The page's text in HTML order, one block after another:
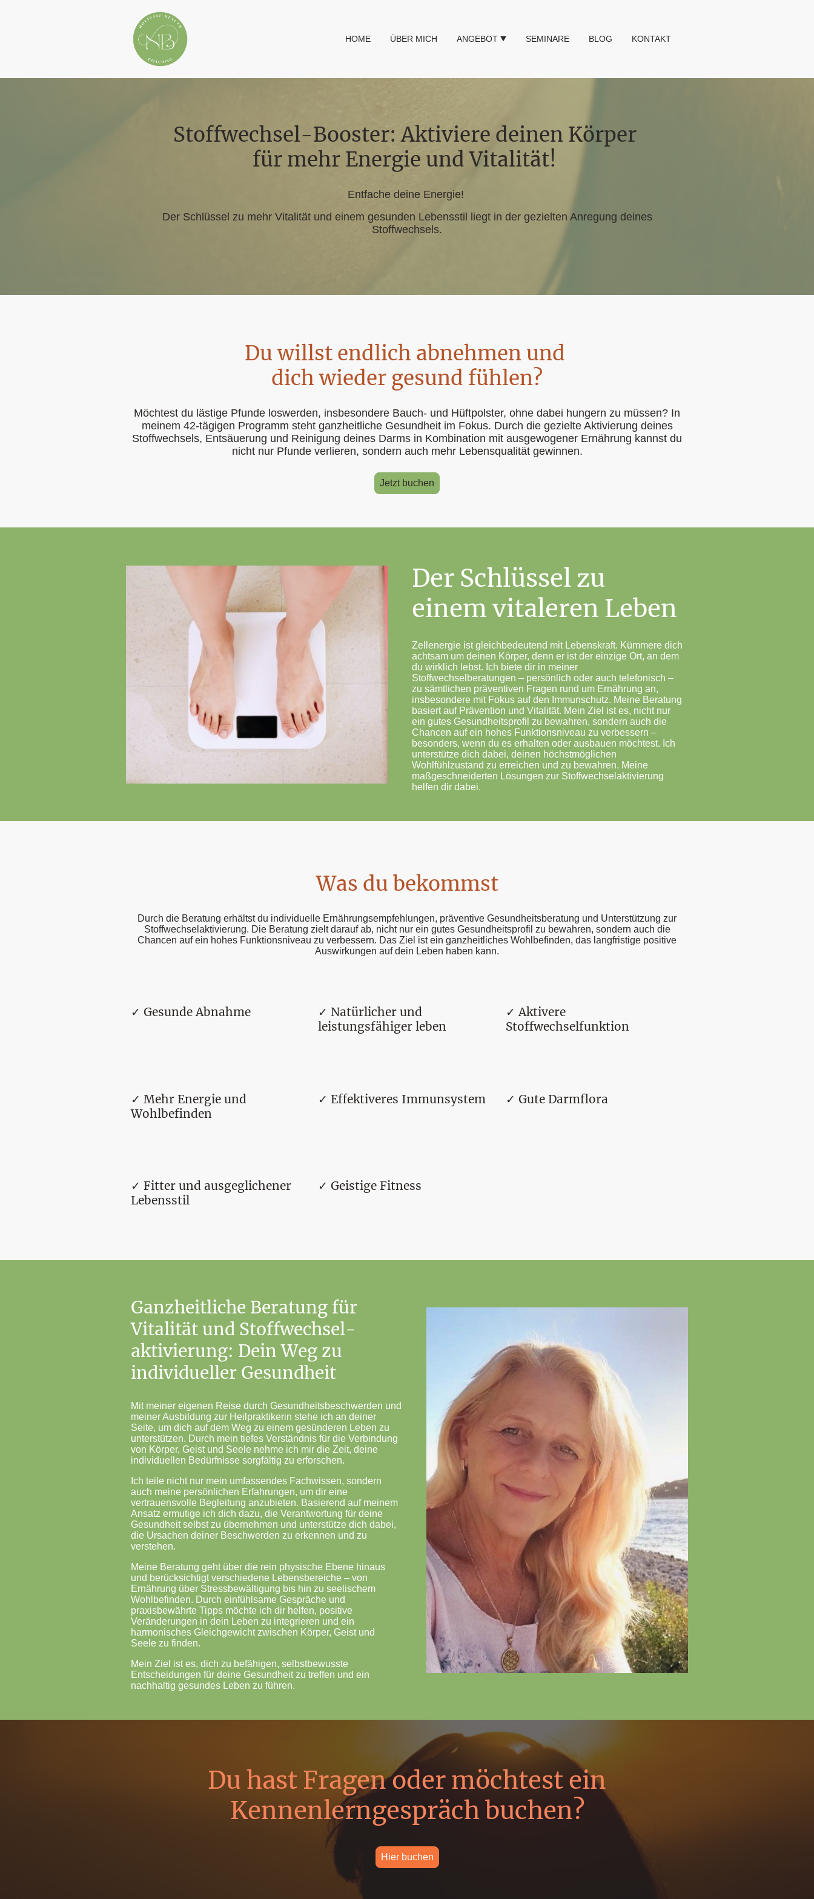
HOME ÜBER MICH ANGEBOT SEMINARE BLOG KONTAKT
Stoffwechsel-Booster: Aktiviere deinen Körper
für mehr Energie und Vitalität!
Entfache deine Energie!
Der Schlüssel zu mehr Vitalität und einem gesunden Lebensstil liegt in der gezielten Anregung deines
Stoffwechsels.
Du willst endlich abnehmen und
dich wieder gesund fühlen?
Möchtest du lästige Pfunde loswerden, insbesondere Bauch- und Hüftpolster, ohne dabei hungern zu müssen? In
meinem 42-tägigen Programm steht ganzheitliche Gesundheit im Fokus. Durch die gezielte Aktivierung deines
Stoffwechsels, Entsäuerung und Reinigung deines Darms in Kombination mit ausgewogener Ernährung kannst du
nicht nur Pfunde verlieren, sondern auch mehr Lebensqualität gewinnen.
Jetzt buchen
Der Schlüssel zu
einem vitaleren Leben
Zellenergie ist gleichbedeutend mit Lebenskraft. Kümmere dich
achtsam um deinen Körper, denn er ist der einzige Ort, an dem
du wirklich lebst. Ich biete dir in meiner
Stoffwechselberatungen – persönlich oder auch telefonisch –
zu sämtlichen präventiven Fragen rund um Ernährung an,
insbesondere mit Fokus auf den Immunschutz. Meine Beratung
basiert auf Prävention und Vitalität. Mein Ziel ist es, nicht nur
ein gutes Gesundheitsprofil zu bewahren, sondern auch die
Chancen auf ein hohes Funktionsniveau zu verbessern –
besonders, wenn du es erhalten oder ausbauen möchtest. Ich
unterstütze dich dabei, deinen höchstmöglichen
Wohlfühlzustand zu erreichen und zu bewahren. Meine
maßgeschneiderten Lösungen zur Stoffwechselaktivierung
helfen dir dabei.
Was du bekommst
Durch die Beratung erhältst du individuelle Ernährungsempfehlungen, präventive Gesundheitsberatung und Unterstützung zur
Stoffwechselaktivierung. Die Beratung zielt darauf ab, nicht nur ein gutes Gesundheitsprofil zu bewahren, sondern auch die
Chancen auf ein hohes Funktionsniveau zu verbessern. Das Ziel ist ein ganzheitliches Wohlbefinden, das langfristige positive
Auswirkungen auf dein Leben haben kann.
✓ Gesunde Abnahme
✓ Natürlicher und
leistungsfähiger leben
✓ Aktivere
Stoffwechselfunktion
✓ Mehr Energie und
Wohlbefinden
✓ Effektiveres Immunsystem ✓ Gute Darmflora
✓ Fitter und ausgeglichener
Lebensstil
✓ Geistige Fitness
Ganzheitliche Beratung für
Vitalität und Stoffwechsel-
aktivierung: Dein Weg zu
individueller Gesundheit
Mit meiner eigenen Reise durch Gesundheitsbeschwerden und
meiner Ausbildung zur Heilpraktikerin stehe ich an deiner
Seite, um dich auf dem Weg zu einem gesünderen Leben zu
unterstützen. Durch mein tiefes Verständnis für die Verbindung
von Körper, Geist und Seele nehme ich mir die Zeit, deine
individuellen Bedürfnisse sorgfältig zu erforschen.
Ich teile nicht nur mein umfassendes Fachwissen, sondern
auch meine persönlichen Erfahrungen, um dir eine
vertrauensvolle Begleitung anzubieten. Basierend auf meinem
Ansatz ermutige ich dich dazu, die Verantwortung für deine
Gesundheit selbst zu übernehmen und unterstütze dich dabei,
die Ursachen deiner Beschwerden zu erkennen und zu
verstehen.
Meine Beratung geht über die rein physische Ebene hinaus
und berücksichtigt verschiedene Lebensbereiche – von
Ernährung über Stressbewältigung bis hin zu seelischem
Wohlbefinden. Durch einfühlsame Gespräche und
praxisbewährte Tipps möchte ich dir helfen, positive
Veränderungen in dein Leben zu integrieren und ein
harmonisches Gleichgewicht zwischen Körper, Geist und
Seele zu finden.
Mein Ziel ist es, dich zu befähigen, selbstbewusste
Entscheidungen für deine Gesundheit zu treffen und ein
nachhaltig gesundes Leben zu führen.
Du hast Fragen oder möchtest ein
Kennenlerngespräch buchen?
Hier buchen